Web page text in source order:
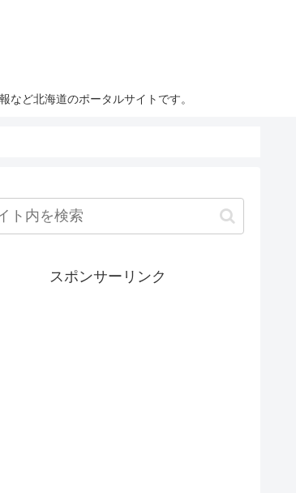
ど北海道のポータルサイトです。
スポンサーリンク